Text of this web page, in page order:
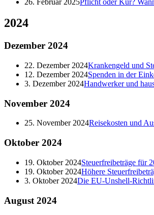
2024
Dezember 2024
22. Dezember 2024Krankengeld und
12. Dezember 2024Spenden in der
3. Dezember 2024Handwerker und
November 2024
25. November 2024Reisekosten und
Oktober 2024
19. Oktober 2024Steuerfreibeträge für
19. Oktober 2024Höhere
3. Oktober 2024Die EU-Unshell-
August 2024